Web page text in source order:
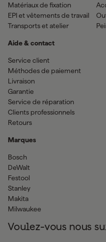
Matériaux de fixation
EPI et vêtements de travail
Transports et atelier
Aide & contact
Service client
Méthodes de paiement
Livraison
Garantie
Service de réparation
Clients professionnels
Retours
Marques
Bosch
DeWalt
Festool
Stanley
Makita
Milwaukee
Voulez-vous nous